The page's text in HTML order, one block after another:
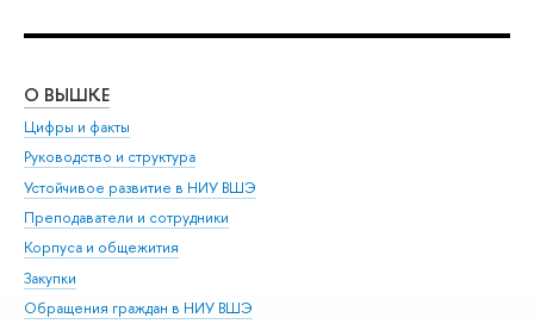
О ВЫШКЕ
Цифры и факты
Руководство и структура
Устойчивое развитие в НИУ ВШЭ
Преподаватели и сотрудники
Корпуса и общежития
Закупки
Обращения граждан в НИУ ВШЭ